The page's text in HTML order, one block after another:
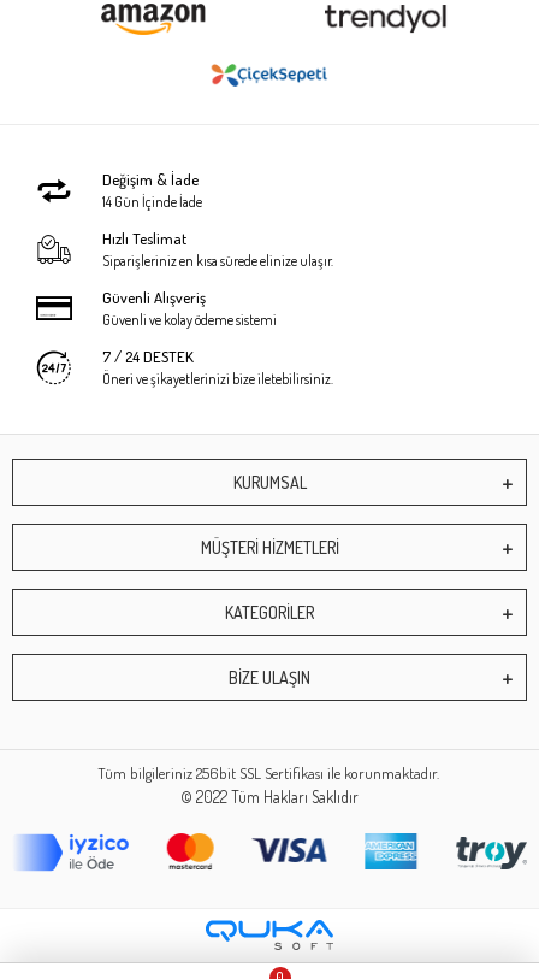
Değişim & İade
14 Gün İçinde İade
Hızlı Teslimat
Siparişleriniz en kısa sürede elinize ulaşır.
Güvenli Alışveriş
Güvenli ve kolay ödeme sistemi
7 / 24 DESTEK
Öneri ve şikayetlerinizi bize iletebilirsiniz.
KURUMSAL
MÜŞTERİ HİZMETLERİ
KATEGORİLER
BİZE ULAŞIN
Tüm bilgileriniz 256bit SSL Sertifikası ile korunmaktadır.
© 2022Tüm Hakları Saklıdır